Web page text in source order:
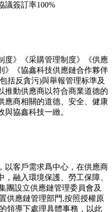
議簽訂率100%
度》《采購管理制度》《供應
》《協鑫科技供應鏈合作夥伴
括反貪污)與舉報管理标準及
推動供應商以符合商業道德的
應商相關的道德、安全、健康
協鑫科技一緻。
以客戶需求爲中心，在供應商
融入環境保護、勞工保障、
團設立供應鏈管理委員會及
供應鏈管理部門,按照授權原
領導下處理具體事務，以此